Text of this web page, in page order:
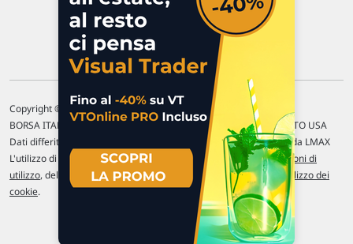
Contattaci
Copyright © 1996-2026 Traderlink Italia s.r.l.
BORSA ITALIANA Quotazioni di borsa differite di 15 min. / MERCATO USA
Dati differiti di 15 min. (fonte Intrinio) / FOREX Quotazioni fornite da LMAX
L'utilizzo di questo sito implica l'accettazione delle nostre Condizioni di
utilizzo, del Disclaimer MAR, dellePolitiche sulla privacye dell' Utilizzo dei
cookie.